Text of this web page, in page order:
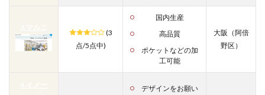
(3
点/5点中)
国内生産
高品質
ポケットなどの加
工可能
大阪 （阿倍
野区）
デザインをお願い